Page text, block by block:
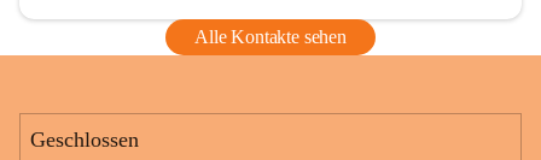
Alle Kontakte sehen
Geschlossen